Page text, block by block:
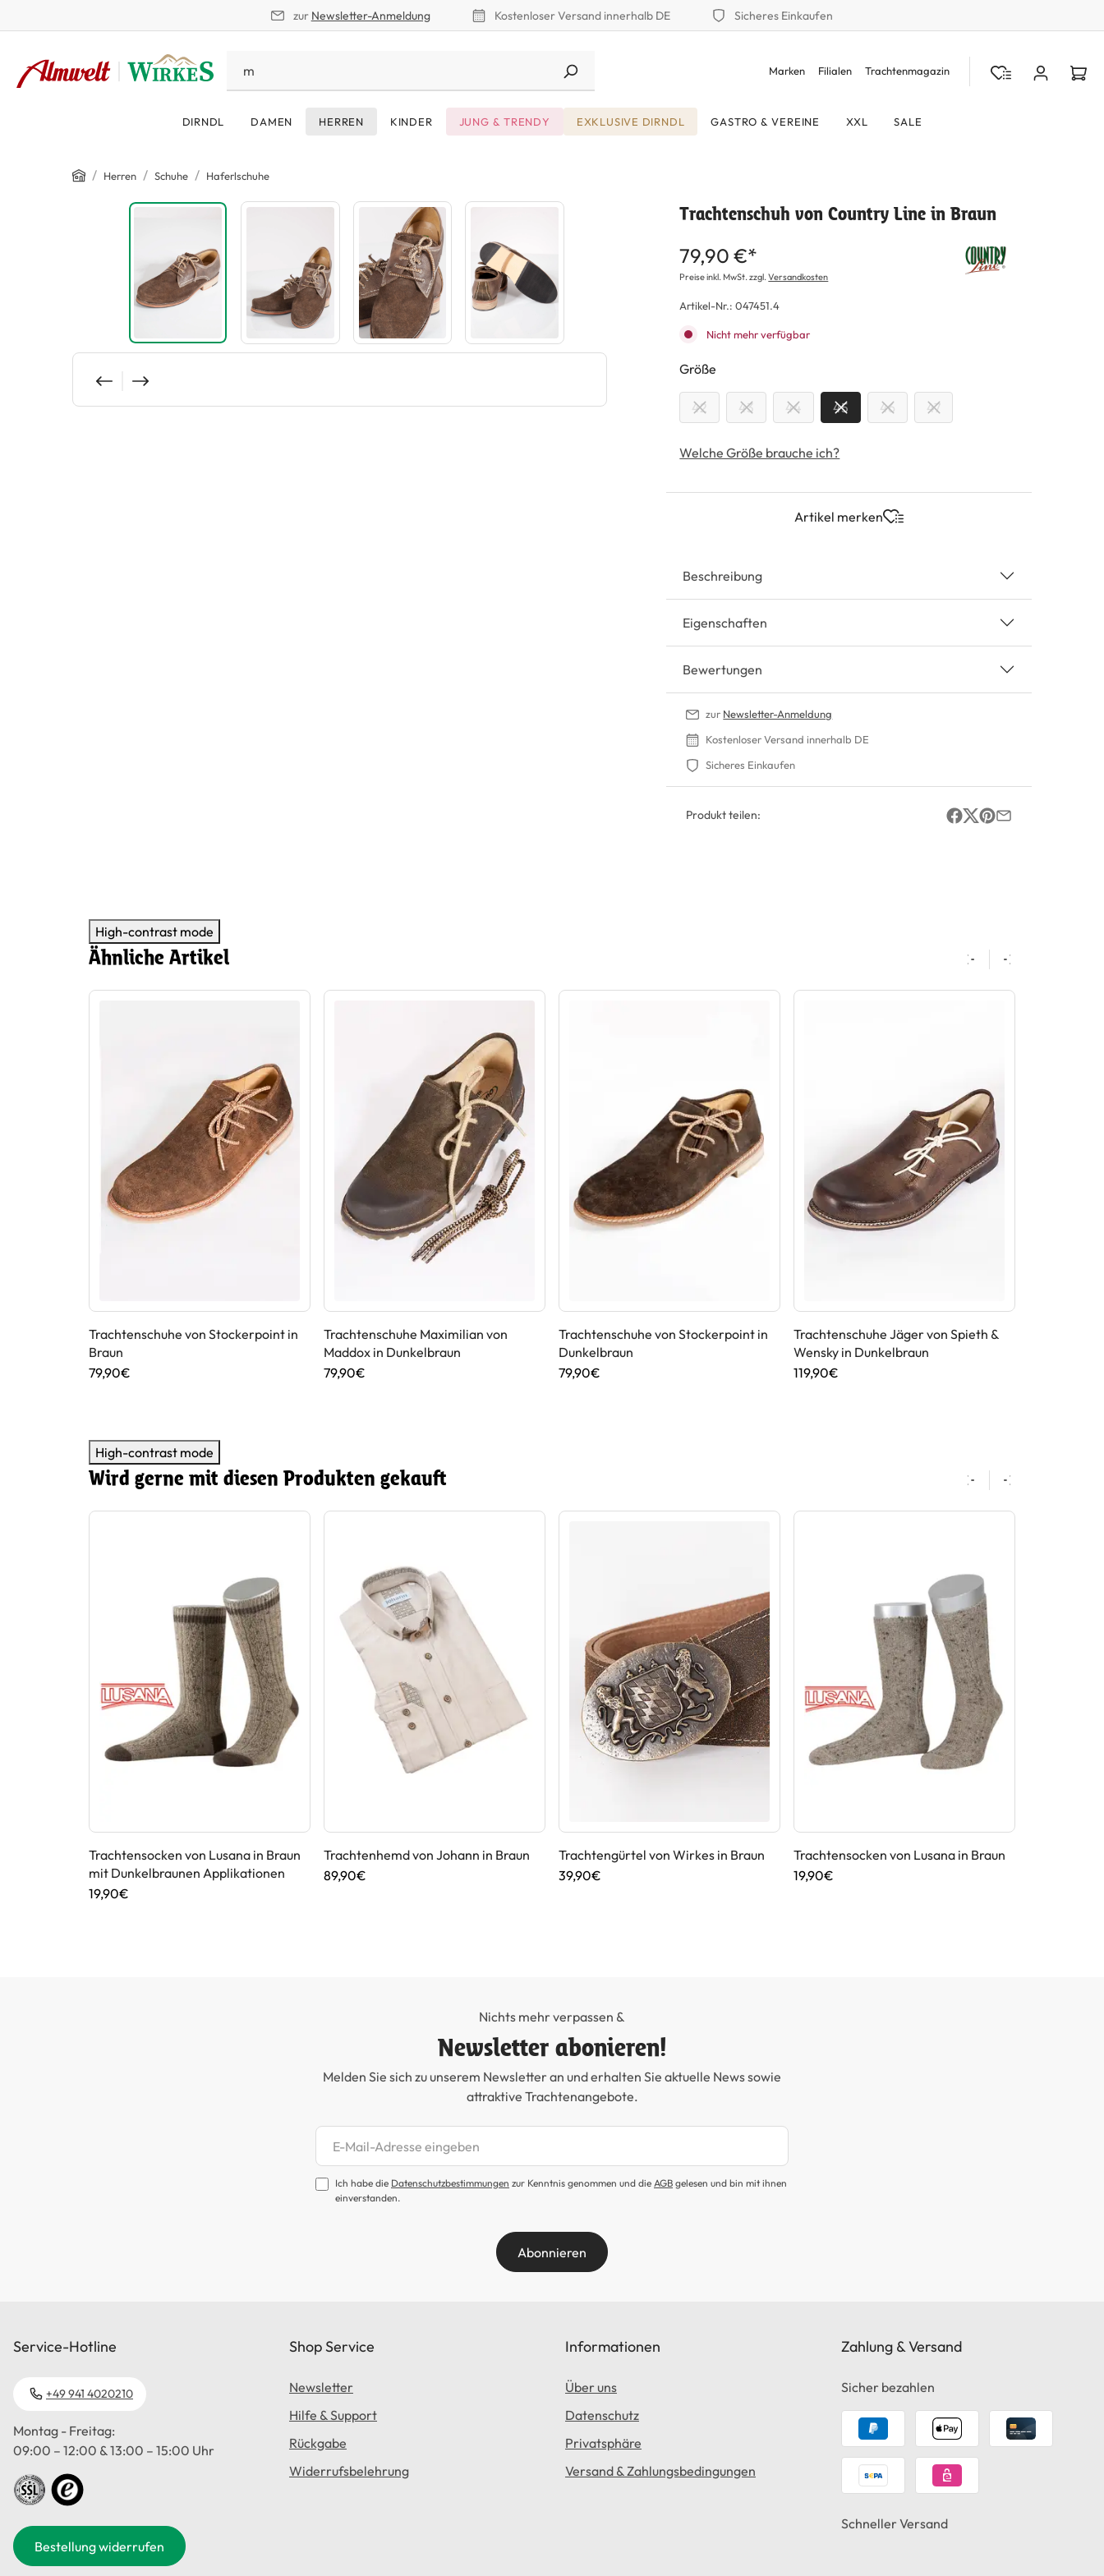
zur Newsletter-Anmeldung Kostenloser Versand innerhalb DE Sicheres Einkaufen
Marken Filialen Trachtenmagazin
DIRNDL DAMEN HERREN KINDER JUNG & TRENDY EXKLUSIVE DIRNDL GASTRO & VEREINE XXL SALE
Home
/ Herren / Schuhe / Haferlschuhe
Bildergalerie überspringen Trachtenschuh von Country Line in Braun
79,90 €*
Preise inkl. MwSt. zzgl.Versandkosten
Artikel-Nr.:047451.4
Nicht mehr verfügbar
Größe
42 43 44 45 46 47
Welche Größe brauche ich?
Artikel merken
Beschreibung
Eigenschaften
Bewertungen
zur Newsletter-Anmeldung
Kostenloser Versand innerhalb DE
Sicheres Einkaufen
Produkt teilen:
High-contrast mode
Ähnliche Artikel
Trachtenschuhe von Stockerpoint in
Braun
79,90€
Trachtenschuhe Maximilian von
Maddox in Dunkelbraun
79,90€
Trachtenschuhe von Stockerpoint in
Dunkelbraun
79,90€
Trachtenschuhe Jäger von Spieth &
Wensky in Dunkelbraun
119,90€
High-contrast mode
Wird gerne mit diesen Produkten gekauft
Trachtensocken von Lusana in Braun
mit Dunkelbraunen Applikationen
19,90€
Trachtenhemd von Johann in Braun
89,90€
Trachtengürtel von Wirkes in Braun
39,90€
Trachtensocken von Lusana in Braun
19,90€
Nichts mehr verpassen &
Newsletter abonieren!
Melden Sie sich zu unserem Newsletter an und erhalten Sie aktuelle News sowie
attraktive Trachtenangebote.
Newsletter abonnieren
Ich habe die Datenschutzbestimmungen zur Kenntnis genommen und die AGB gelesen und bin mit ihnen
einverstanden.
Abonnieren
Service-Hotline
+49 941 4020210
Montag - Freitag:
09:00 – 12:00 & 13:00 – 15:00 Uhr
Bestellung widerrufen
Shop Service
Newsletter
Hilfe & Support
Rückgabe
Widerrufsbelehrung
Informationen
Über uns
Datenschutz
Privatsphäre
Versand & Zahlungsbedingungen
Zahlung & Versand
Sicher bezahlen
Schneller Versand